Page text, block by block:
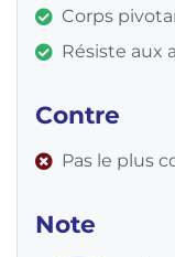
Corps
Résiste aux
Contre
Pas le plus
Note